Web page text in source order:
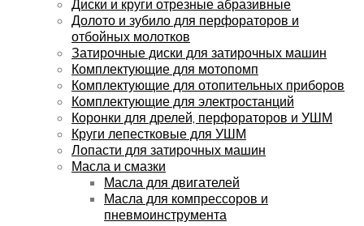
Диски и круги отрезные абразивные
Долото и зубило для перфораторов и
отбойных молотков
Затирочные диски для затирочных машин
Комплектующие для мотопомп
Комплектующие для отопительных приборов
Комплектующие для электростанций
Коронки для дрелей, перфораторов и УШМ
Круги лепестковые для УШМ
Лопасти для затирочных машин
Масла и смазки
Масла для двигателей
Масла для компрессоров и
пневмоинструмента